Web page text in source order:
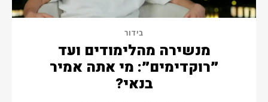
בידור
מנשירה מהלימודים ועד
״רוקדימים״: מי אתה אמיר
בנאי?